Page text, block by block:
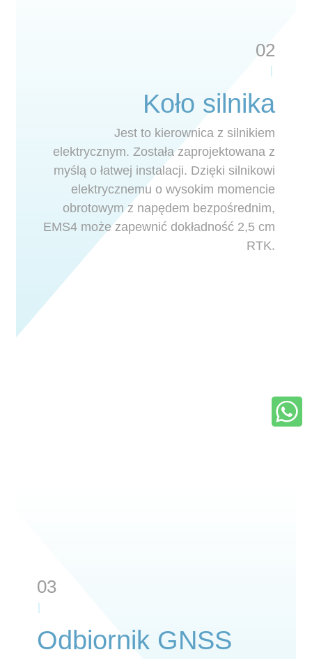
02
Koło silnika
Jest to kierownica z silnikiem
elektrycznym. Została zaprojektowana z
myślą o łatwej instalacji. Dzięki silnikowi
elektrycznemu o wysokim momencie
obrotowym z napędem bezpośrednim,
EMS4 może zapewnić dokładność 2,5 cm
RTK.
03
Odbiornik GNSS